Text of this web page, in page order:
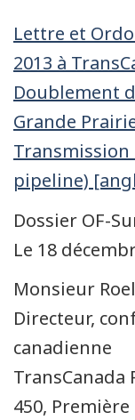
Lettre et
2013 à
Doublement
Grande
pipeline)
Dossier OF-
Le 18
Monsieur
Directeur,
canadienne
TransCanada
450, Première